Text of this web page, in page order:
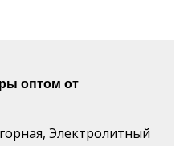
оптом от
Электролитный